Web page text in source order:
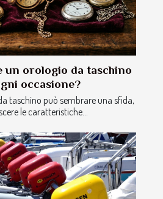
un orologio da taschino
occasione?
taschino può sembrare una sfida,
le caratteristiche...